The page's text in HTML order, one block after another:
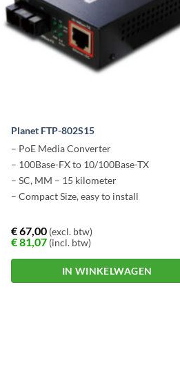
Planet FTP-802S15
– PoE Media Converter
– 100Base-FX to 10/100Base-TX
– SC, MM – 15 kilometer
– Compact Size, easy to install
€67,00(excl. btw)
€81,07(incl. btw)
IN WINKELWAGEN